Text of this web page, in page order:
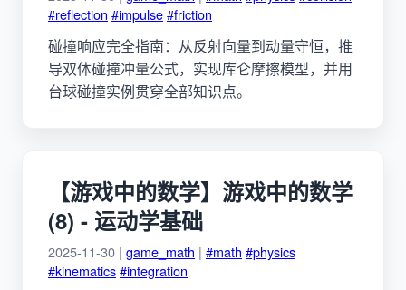
#reflection #impulse#friction
碰撞响应完全指南：从反射向量到动量守恒，推
导双体碰撞冲量公式，实现库仑摩擦模型，并用
台球碰撞实例贯穿全部知识点。
【游戏中的数学】游戏中的数学
(8) - 运动学基础
2025-11-30 | game_math | #math #physics
#kinematics#integration